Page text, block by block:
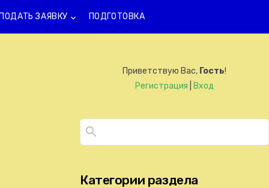
ПОДАТЬ ЗАЯВКУ keyboard_arrow_down ПОДГОТОВКА
Приветствую Вас, Гость!
Регистрация
Вход
Категории раздела